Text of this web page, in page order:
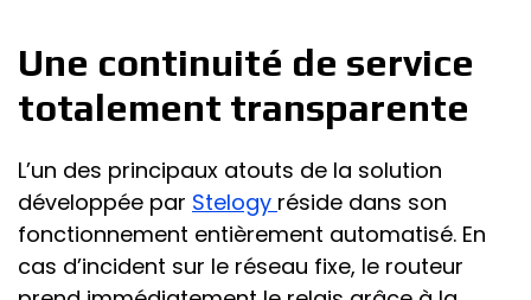
Une continuité de service
totalement transparente
L’un des principaux atouts de la solution
développée par Stelogy réside dans son
fonctionnement entièrement automatisé. En
cas d’incident sur le réseau fixe, le routeur